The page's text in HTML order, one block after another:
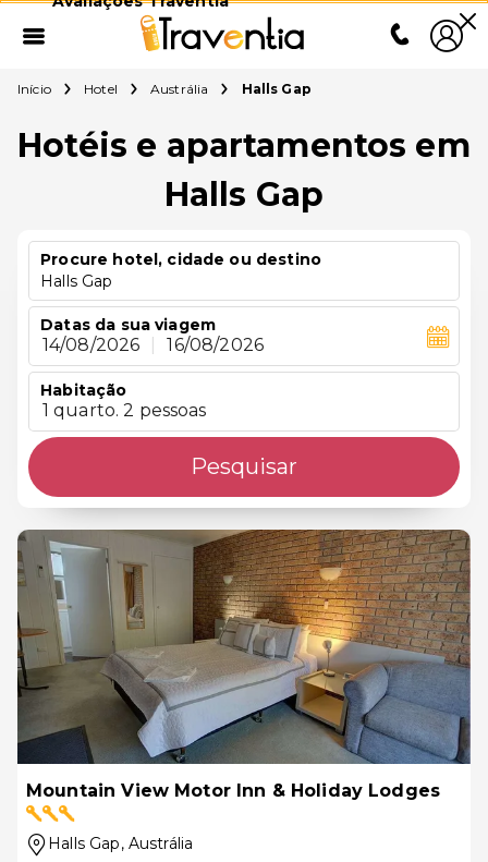
Início Hotel Austrália Halls Gap
Hotéis e apartamentos em
Halls Gap
Procure hotel, cidade ou destino
Halls Gap
Datas da sua viagem
14/08/2026 16/08/2026
Habitação
1 quarto. 2 pessoas
Pesquisar
Mountain View Motor Inn & Holiday Lodges
Halls Gap, Austrália